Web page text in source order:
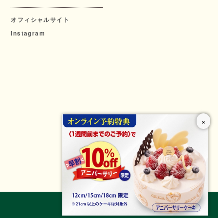
×
オフィシャルサイト
Instagram